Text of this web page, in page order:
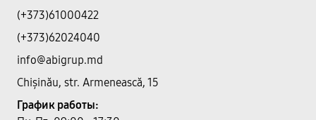
(+373)61000422
(+373)62024040
info@abigrup.md
Chișinău, str. Armenească, 15
График работы: